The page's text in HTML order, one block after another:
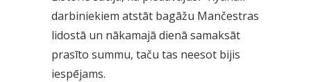
darbiniekiem atstāt bagāžu Mančestras
lidostā un nākamajā dienā samaksāt
prasīto summu, taču tas neesot bijis
iespējams.